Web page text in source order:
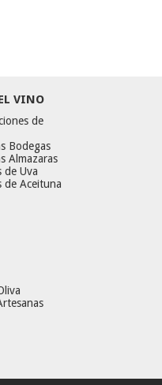
VINO
de
Bodegas
Almazaras
de Uva
de Aceituna